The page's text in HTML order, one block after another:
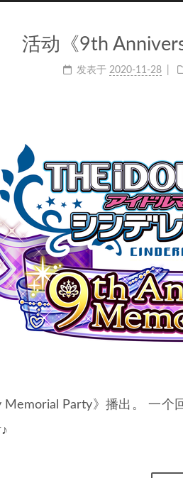
活动《9th
发表于 2020-11-28
Memorial Party》播出。 一